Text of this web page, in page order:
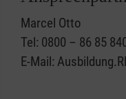
Marcel Otto
Tel: 0800 – 86 85
E-Mail: